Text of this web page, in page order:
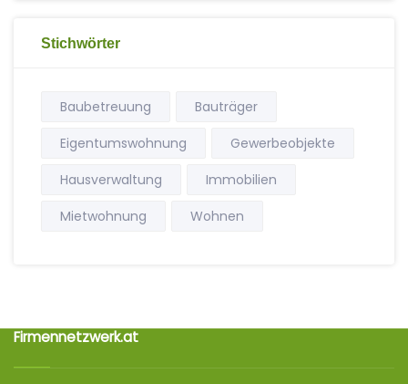
Stichwörter
Baubetreuung
Bauträger
Eigentumswohnung
Gewerbeobjekte
Hausverwaltung
Immobilien
Mietwohnung
Wohnen
Firmennetzwerk.at